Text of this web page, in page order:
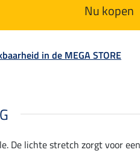
Nu kopen
in de MEGA STORE
De lichte stretch zorgt voor